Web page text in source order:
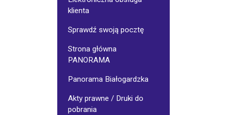
klienta
Sprawdź swoją pocztę
Strona główna
PANORAMA
Panorama Białogardzka
Akty prawne / Druki do
pobrania